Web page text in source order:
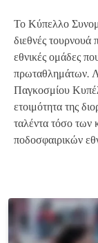
Το Κύπελλο
διεθνές
εθνικές ομάδες
πρωταθλημάτων.
Παγκοσμίου
ετοιμότητα της
ταλέντα τόσο
ποδοσφαιρικών